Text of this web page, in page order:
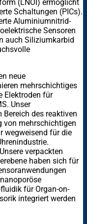
(LNOI) ermöglicht
Schaltungen (PICs).
Aluminiumnitrid-
Sensoren
auch Siliziumkarbid
neue
mehrschichtiges
Elektroden für
Unser
des reaktiven
von mehrschichtigen
wegweisend für die
Unsere verpackten
haben sich für
für Organ-on-
integriert werden